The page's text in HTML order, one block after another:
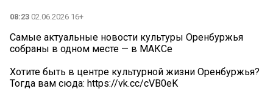
08:23 02.06.2026 16+
Самые актуальные новости культуры Оренбуржья
собраны в одном месте — в МАКСе
Хотите быть в центре культурной жизни Оренбуржья?
Тогда вам сюда: https://vk.cc/cVB0eK